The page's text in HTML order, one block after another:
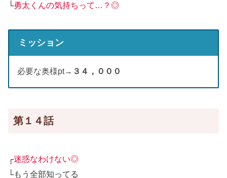
└勇太くんの気持ちって…？◎
ミッション
必要な奥様pt→ ３４，０００
第１４話
┌迷惑なわけない◎
└もう全部知ってる